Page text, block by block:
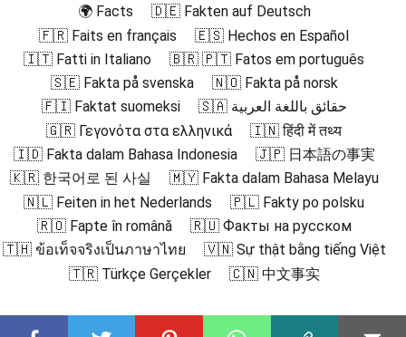
🌍 Facts
🇩🇪 Fakten auf Deutsch
🇫🇷 Faits en français
🇪🇸 Hechos en Español
🇮🇹 Fatti in Italiano
🇧🇷 🇵🇹 Fatos em português
🇸🇪 Fakta på svenska
🇳🇴 Fakta på norsk
🇫🇮 Faktat suomeksi
🇸🇦 حقائق باللغة العربية
🇬🇷 Γεγονότα στα ελληνικά
🇮🇳 हिंदी में तथ्य
🇮🇩 Fakta dalam Bahasa Indonesia
🇯🇵 日本語の事実
🇰🇷 한국어로 된 사실
🇲🇾 Fakta dalam Bahasa Melayu
🇳🇱 Feiten in het Nederlands
🇵🇱 Fakty po polsku
🇷🇴 Fapte în română
🇷🇺 Факты на русском
🇹🇭 ข้อเท็จจริงเป็นภาษาไทย
🇻🇳 Sự thật bằng tiếng Việt
🇹🇷 Türkçe Gerçekler
🇨🇳 中文事实